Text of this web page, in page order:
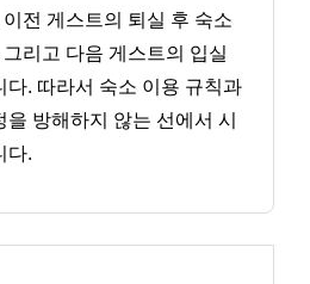
전 게스트의 퇴실 후 숙소
리고 다음 게스트의 입실
다. 따라서 숙소 이용 규칙과
방해하지 않는 선에서 시
다.